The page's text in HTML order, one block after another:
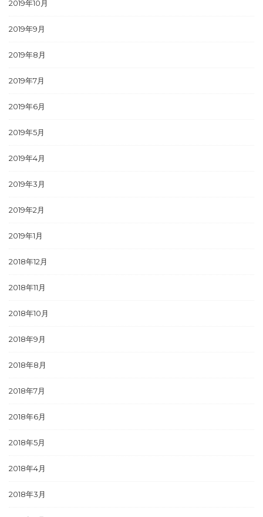
2019年10月
2019年9月
2019年8月
2019年7月
2019年6月
2019年5月
2019年4月
2019年3月
2019年2月
2019年1月
2018年12月
2018年11月
2018年10月
2018年9月
2018年8月
2018年7月
2018年6月
2018年5月
2018年4月
2018年3月